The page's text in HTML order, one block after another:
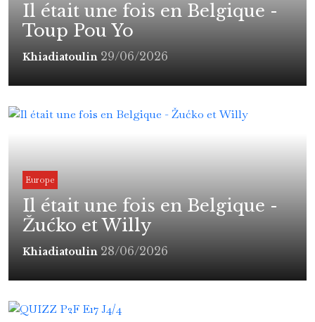
Il était une fois en Belgique -
Toup Pou Yo
Khiadiatoulin 29/06/2026
Europe
Il était une fois en Belgique -
Žućko et Willy
Khiadiatoulin 28/06/2026